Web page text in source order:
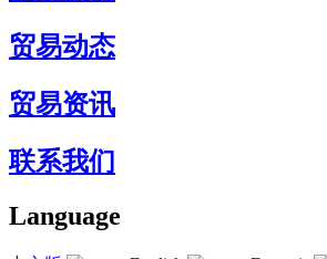
贸易动态
贸易资讯
联系我们
Language